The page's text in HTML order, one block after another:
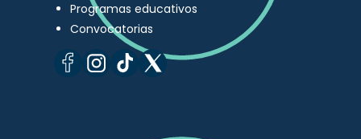
Programas educativos
Convocatorias